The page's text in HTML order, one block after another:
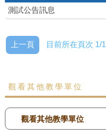
測試公告訊息
上一頁 目前所在頁次 1/1
觀看其他教學單位
觀看其他教學單位